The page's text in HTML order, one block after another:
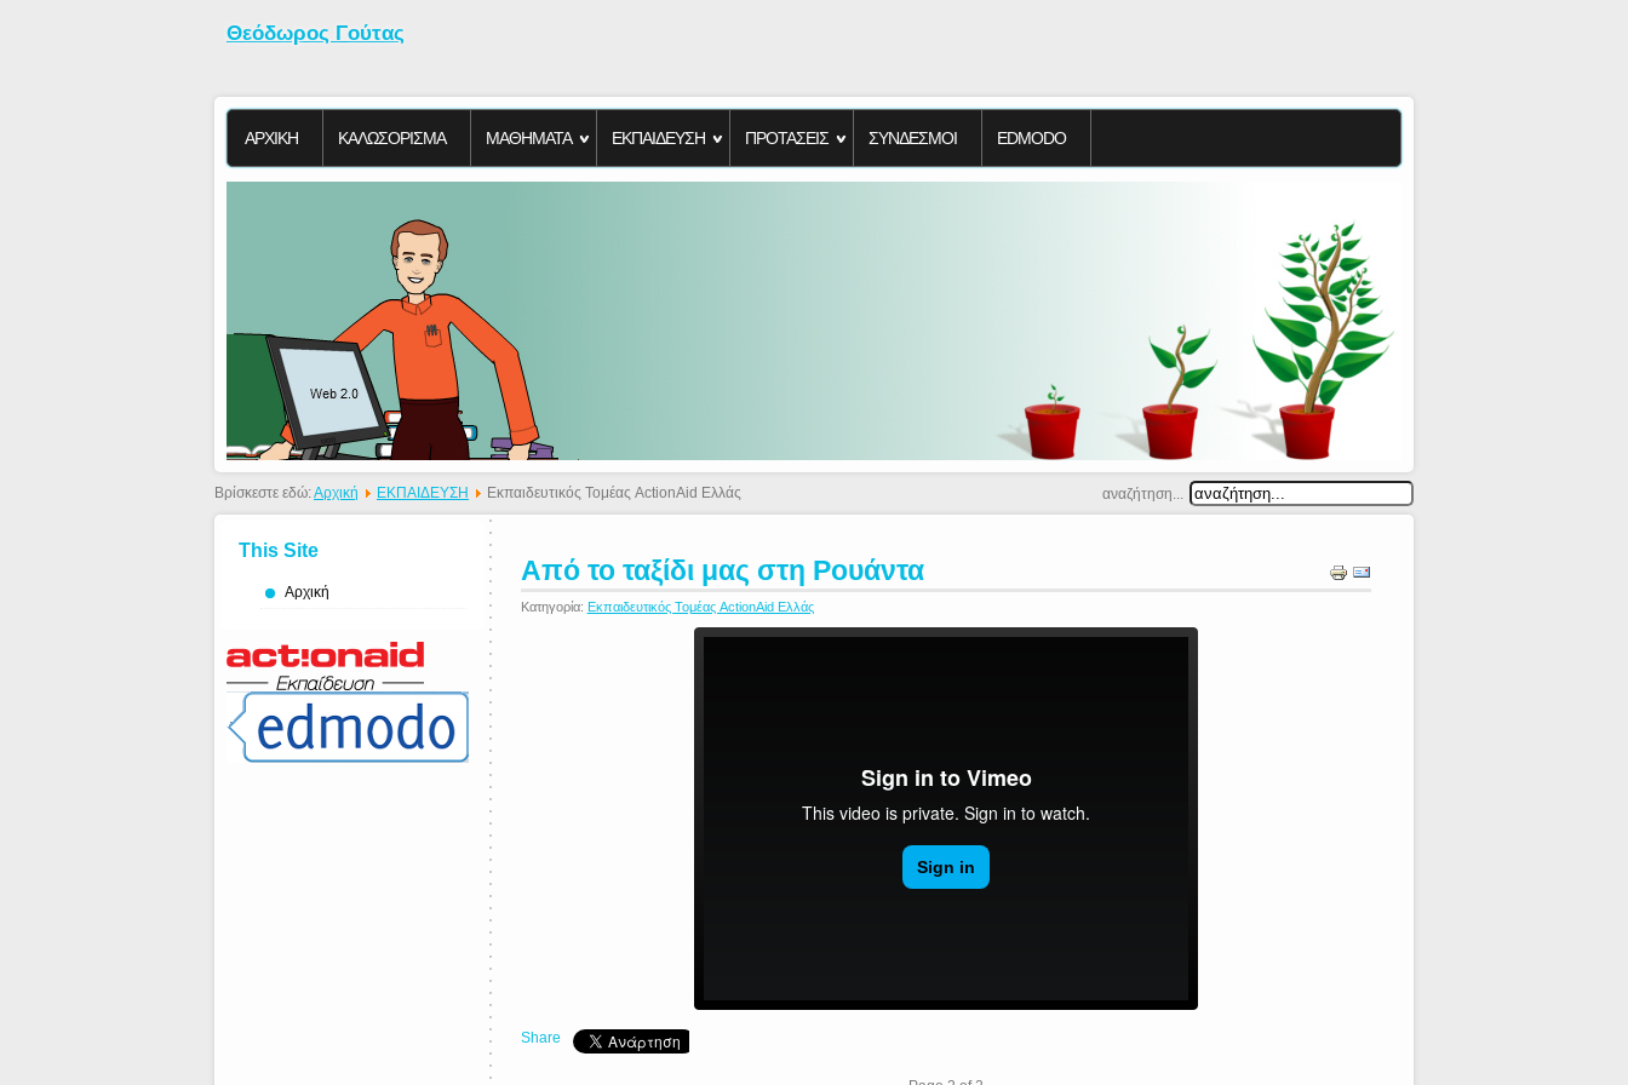
Θεόδωρος Γούτας
ΑΡΧΙΚΗ KΑΛΩΣΟΡΙΣΜΑ ΜΑΘΗΜΑΤΑ ΕΚΠΑΙΔΕΥΣΗ ΠΡΟΤΑΣΕΙΣ ΣΥΝΔΕΣΜΟΙ EDMODO
αναζήτηση...
Βρίσκεστε εδώ:Αρχική ΕΚΠΑΙΔΕΥΣΗ Εκπαιδευτικός Τομέας ActionAid Ελλάς
This Site
Αρχική
Από το ταξίδι μας στη Ρουάντα
Κατηγορία: Εκπαιδευτικός Τομέας ActionAid Ελλάς
Share